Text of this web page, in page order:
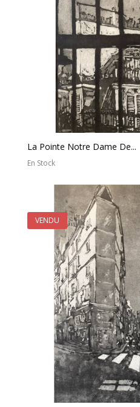
La Pointe Notre Dame De...
En Stock
VENDU